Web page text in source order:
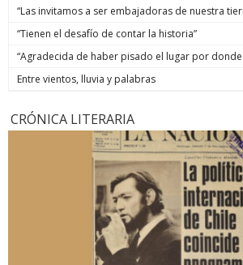
“Las invitamos a ser embajadoras de nuestra
“Tienen el desafío de contar la historia”
“Agradecida de haber pisado el lugar por
Entre vientos, lluvia y palabras
CRÓNICA LITERARIA